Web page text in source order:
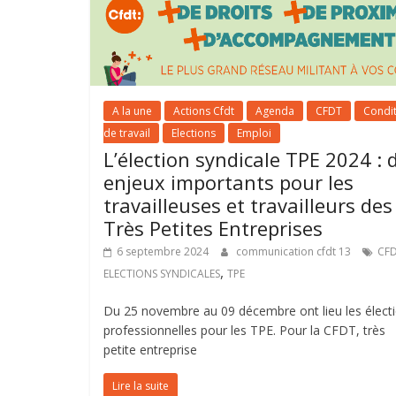
A la une Actions Cfdt Agenda CFDT
de travail
Elections Emploi
L’élection syndicale TPE 2024 :
enjeux importants pour les
travailleuses et travailleurs des
Très Petites Entreprises
6 septembre 2024 communication cfdt 13
ELECTIONS SYNDICALES, TPE
Du 25 novembre au 09 décembre ont lieu les
professionnelles pour les TPE. Pour la CFDT, très
petite entreprise
Lire la suite